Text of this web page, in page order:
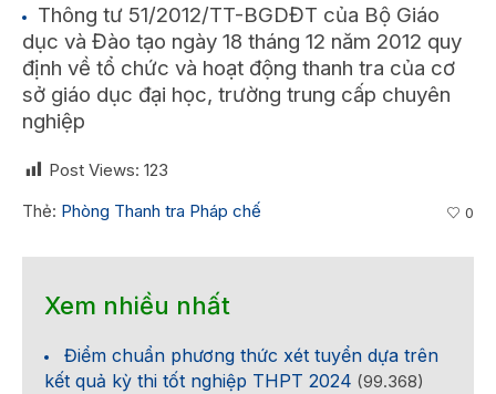
Thông tư 51/2012/TT-BGDĐT của Bộ Giáo
dục và Đào tạo ngày 18 tháng 12 năm 2012 quy
định về tổ chức và hoạt động thanh tra của cơ
sở giáo dục đại học, trường trung cấp chuyên
nghiệp
Post Views: 123
Thẻ: Phòng Thanh tra Pháp chế 0
Xem nhiều nhất
Điểm chuẩn phương thức xét tuyển dựa trên
kết quả kỳ thi tốt nghiệp THPT 2024 (99.368)